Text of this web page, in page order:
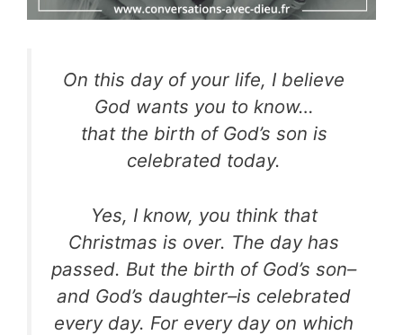
On this day of your life, I believe
God wants you to know…
that the birth of God’s son is
celebrated today.
Yes, I know, you think that
Christmas is over. The day has
passed. But the birth of God’s son–
and God’s daughter–is celebrated
every day. For every day on which